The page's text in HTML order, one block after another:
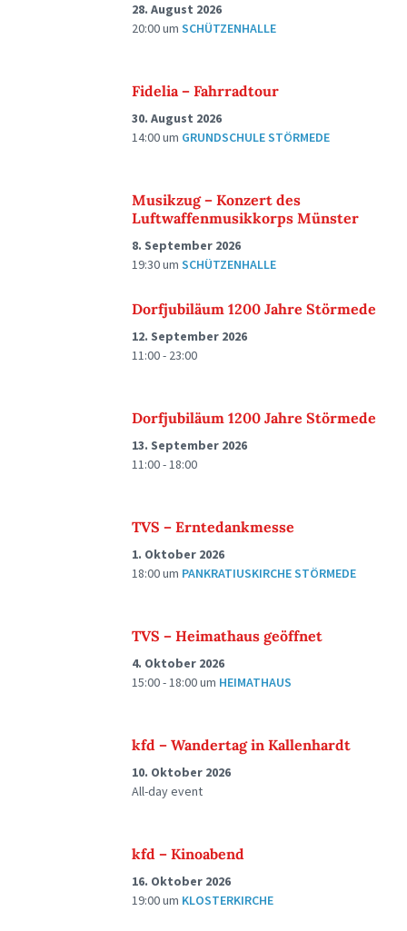
28. August 2026
20:00um SCHÜTZENHALLE
Fidelia – Fahrradtour
30. August 2026
14:00um GRUNDSCHULE STÖRMEDE
Musikzug – Konzert des
Luftwaffenmusikkorps Münster
8. September 2026
19:30um SCHÜTZENHALLE
Dorfjubiläum 1200 Jahre Störmede
12. September 2026
11:00 - 23:00
Dorfjubiläum 1200 Jahre Störmede
13. September 2026
11:00 - 18:00
TVS – Erntedankmesse
1. Oktober 2026
18:00um PANKRATIUSKIRCHE STÖRMEDE
TVS – Heimathaus geöffnet
4. Oktober 2026
15:00 - 18:00um HEIMATHAUS
kfd – Wandertag in Kallenhardt
10. Oktober 2026
All-day event
kfd – Kinoabend
16. Oktober 2026
19:00um KLOSTERKIRCHE